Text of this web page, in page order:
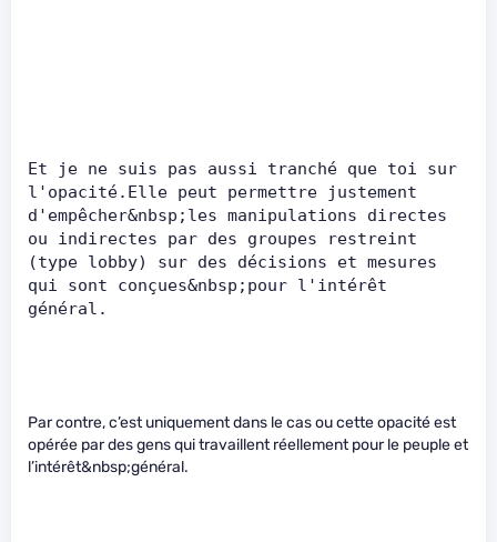
Et je ne suis pas aussi tranché que toi sur
l'opacité.Elle peut permettre justement
d'empêcher&nbsp;les manipulations directes
ou indirectes par des groupes restreint
(type lobby) sur des décisions et mesures
qui sont conçues&nbsp;pour l'intérêt
général.
Par contre, c’est uniquement dans le cas ou cette opacité est
opérée par des gens qui travaillent réellement pour le peuple et
l’intérêt&nbsp;général.